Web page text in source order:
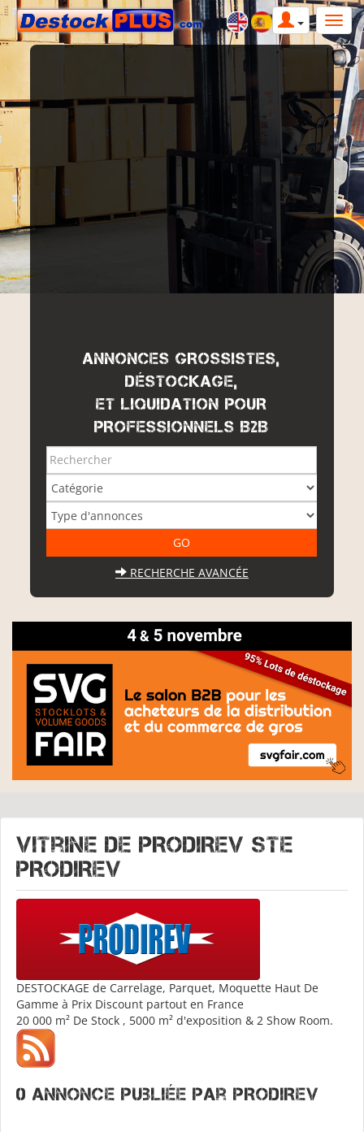
ANNONCES GROSSISTES,
DÉSTOCKAGE,
ET LIQUIDATION POUR
PROFESSIONNELS B2B
RECHERCHE AVANCÉE
Vitrine de PRODIREV STE
PRODIREV
DESTOCKAGE de Carrelage, Parquet, Moquette Haut De
Gamme à Prix Discount partout en France
20 000 m² De Stock , 5000 m² d'exposition & 2 Show Room.
0 annonce publiée par PRODIREV